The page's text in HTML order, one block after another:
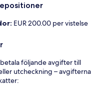
EUR 200.00 per vistelse
följande avgifter till
utcheckning – avgifterna